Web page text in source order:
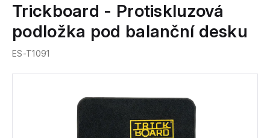
Trickboard - Protiskluzová
podložka pod balanční desku
ES-T1091